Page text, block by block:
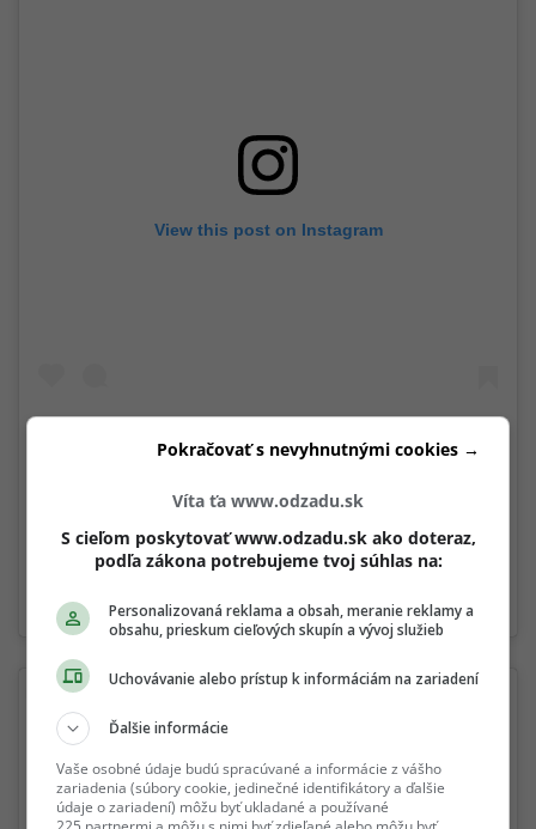
View this post on Instagram
А вот и моя работа с моего мастер класса
#дайнерис
A post shared by
Víta ťa www.odzadu.sk
S cieľom poskytovať www.odzadu.sk ako doteraz,
podľa zákona potrebujeme tvoj súhlas na:
Personalizovaná reklama a obsah, meranie reklamy a
obsahu, prieskum cieľových skupín a vývoj služieb
Uchovávanie alebo prístup k informáciám na zariadení
Ďalšie informácie
Vaše osobné údaje budú spracúvané a informácie z vášho
zariadenia (súbory cookie, jedinečné identifikátory a ďalšie
údaje o zariadení) môžu byť ukladané a používané
Pokračovať s nevyhnutnými cookies →